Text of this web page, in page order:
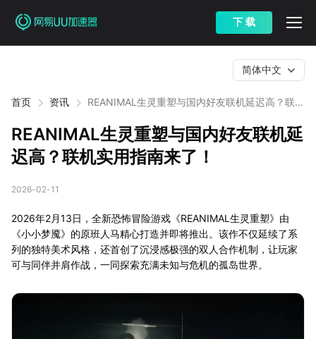
下 载
首页 资讯
REANIMAL生灵重塑与国内好友联机延迟高？联机
简体中文
REANIMAL生灵重塑与国内好友联机延
迟高？联机实用指南来了！
2026-02-11
2026年2月13日，全新恐怖冒险游戏《REANIMAL生灵重塑》由
《小小梦魇》的原班人马精心打造并即将推出。该作不仅延续了系
列的独特美术风格，还首创了沉浸感极强的双人合作机制，让玩家
可与同伴并肩作战，一同探索充满未知与危机的孤岛世界。